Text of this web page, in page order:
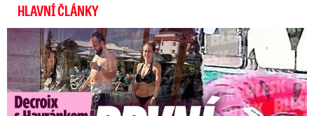
HLAVNÍ ČLÁNKY
Exministryně s Havránkem dováděli v Polsku: První slova!